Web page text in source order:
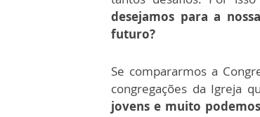
desejamos para a
futuro?
Se compararmos a
congregações da Igreja
jovens e muito